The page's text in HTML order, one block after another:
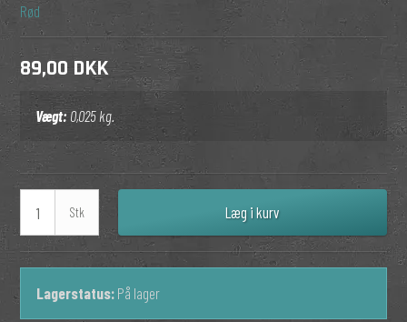
Rød
89,00 DKK
Vægt: 0,025 kg.
Stk Læg i kurv
Lagerstatus: På lager